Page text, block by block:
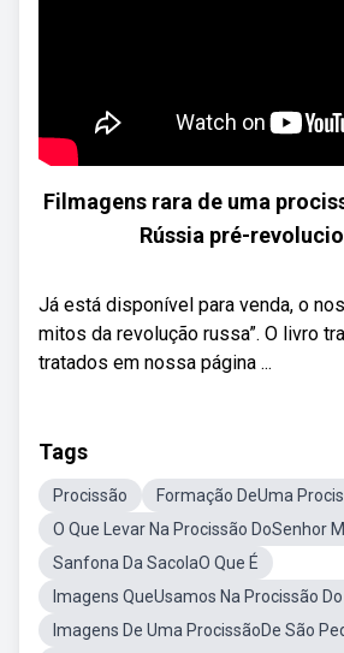
Filmagens rara de uma
Rússia pré-
Já está disponível para venda, o
mitos da revolução russa”. O livro
tratados em nossa página ...
Tags
Procissão
Formação DeUma
O Que Levar Na Procissão DoSenhor
Sanfona Da SacolaO Que É
Imagens QueUsamos Na Procissão
Imagens De Uma ProcissãoDe São